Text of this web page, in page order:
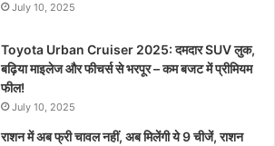
July 10, 2025
Toyota Urban Cruiser 2025: दमदार SUV लुक,
बढ़िया माइलेज और फीचर्स से भरपूर – कम बजट में प्रीमियम
फील!
July 10, 2025
राशन में अब फ्री चावल नहीं, अब मिलेंगी ये 9 चीजें, राशन